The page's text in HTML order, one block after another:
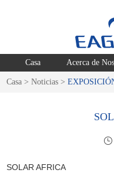
Casa Acerca de
Casa >Noticias >
SOLAR AFRICA